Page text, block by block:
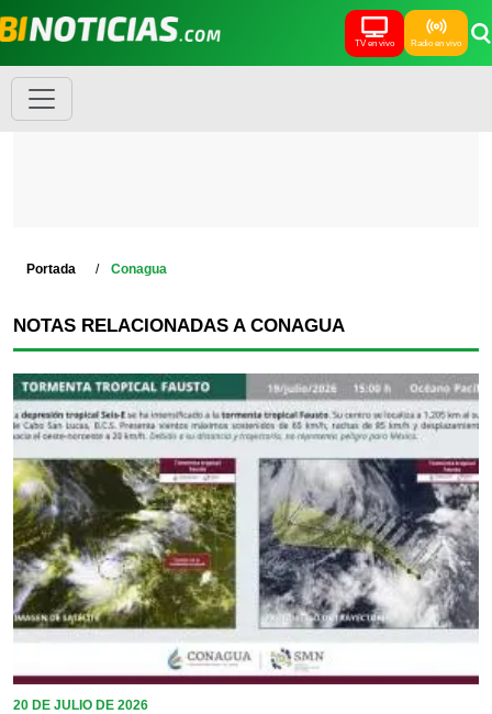
TV en vivo Radio en vivo
Portada Conagua
NOTAS RELACIONADAS A CONAGUA
20 DE JULIO DE 2026